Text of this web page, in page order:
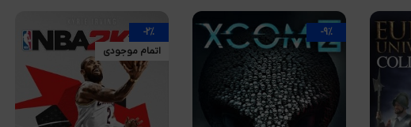
-9%
-2%
اتمام موجودی